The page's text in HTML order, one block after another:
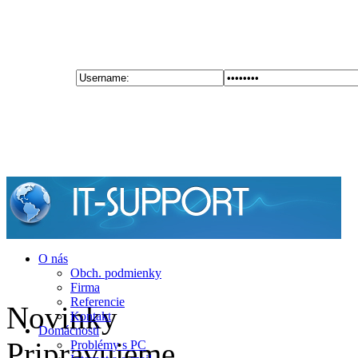
O nás
Obch. podmienky
Firma
Referencie
Kontakt
Domácnosti
Problémy s PC
Novinky